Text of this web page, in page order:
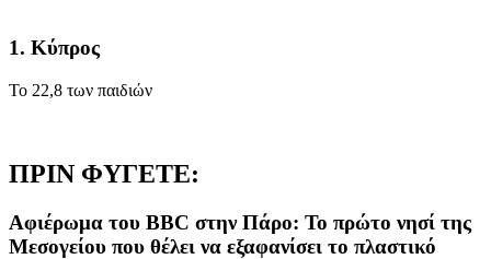
1. Κύπρος
Το 22,8 των παιδιών
ΠΡΙΝ ΦΥΓΕΤΕ:
Aφιέρωμα του BBC στην Πάρο: Το πρώτο νησί της
Μεσογείου που θέλει να εξαφανίσει το πλαστικό